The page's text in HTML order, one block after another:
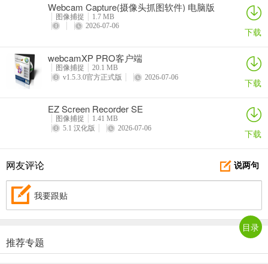
Webcam Capture(摄像头抓图软件) 电脑版
图像捕捉
1.7 MB
2026-07-06
下载
webcamXP PRO客户端
图像捕捉
20.1 MB
v1.5.3.0官方正式版
2026-07-06 下载
EZ Screen Recorder SE
图像捕捉
1.41 MB
5.1 汉化版
2026-07-06 下载
说两句
网友评论
我要跟贴
推荐专题
目录